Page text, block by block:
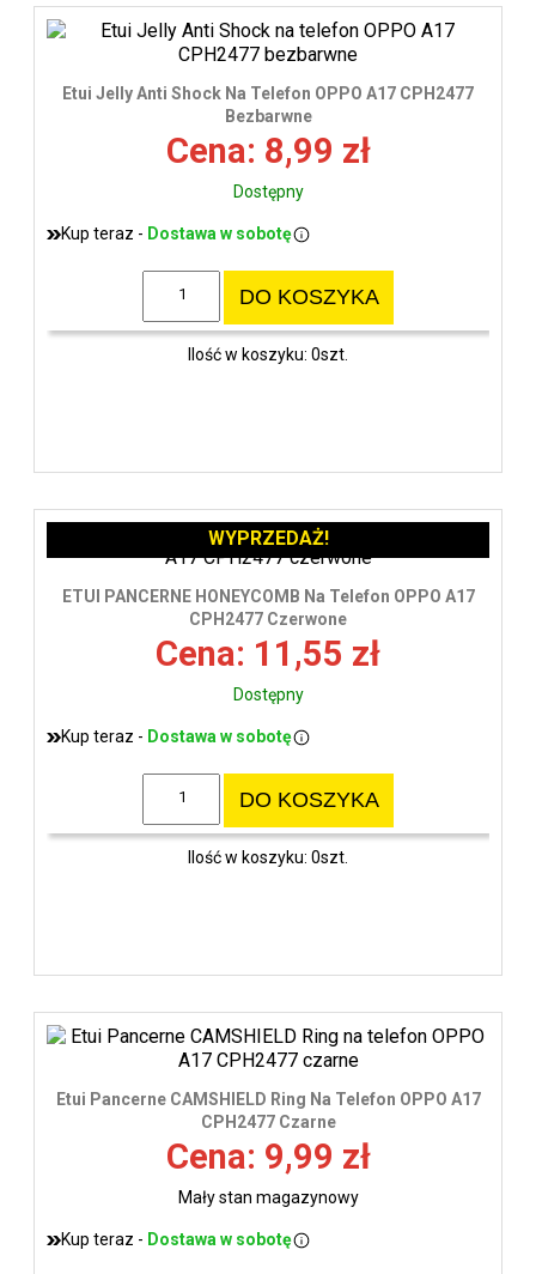
Etui Jelly Anti Shock Na Telefon OPPO A17 CPH2477
Bezbarwne
Cena: 8,99 zł
Dostępny
Kup teraz - Dostawa w sobotę
DO KOSZYKA
Ilość w koszyku: 0szt.
ETUI PANCERNE HONEYCOMB Na Telefon OPPO A17
CPH2477 Czerwone
Cena: 11,55 zł
Dostępny
Kup teraz - Dostawa w sobotę
DO KOSZYKA
Ilość w koszyku: 0szt.
WYPRZEDAŻ!
Etui Pancerne CAMSHIELD Ring Na Telefon OPPO A17
CPH2477 Czarne
Cena: 9,99 zł
Mały stan magazynowy
Kup teraz - Dostawa w sobotę